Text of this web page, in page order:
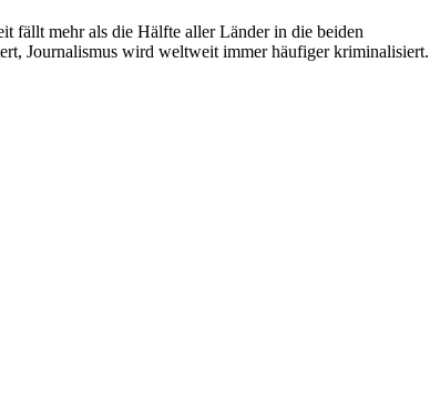
fällt mehr als die Hälfte aller Länder in die beiden
Journalismus wird weltweit immer häufiger kriminalisiert.